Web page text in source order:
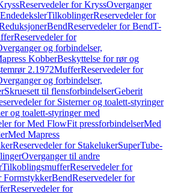
Reservedeler for KryssOverganger
TilkoblingerReservedeler for
BendReservedeler for BendT-
Reservedeler for
og forbindelser,
KobberBeskyttelse for rør og
2.1972MufferReservedeler for
og forbindelser,
Skruesett til flensforbindelserGeberit
for Sisterner og toalett-styringer
og toalett-styringer med
for Med FlowFit pressforbindelserMed
Med Mapress
Reservedeler for StakelukerSuperTube-
Overganger til andre
TilkoblingsmufferReservedeler for
FormstykkerBendReservedeler for
Reservedeler for